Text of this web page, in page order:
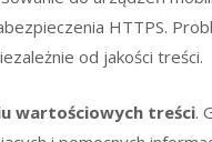
HTTPS.
od jakości treści.
wartościowych treści.